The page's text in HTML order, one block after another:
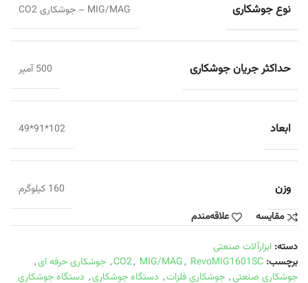
نوع جوشکاری MIG/MAG – جوشکاری CO2
حداکثر جریان جوشکاری 500 آمپر
ابعاد 102*91*49
وزن
160 کیلوگرم
مقایسه
علاقه‌مندم
دسته: ابزارآلات صنعتی
برچسب:
CO2, MIG/MAG, RevoMIG1601SC
, جوشکاری حرفه ای,
جوشکاری صنعتی, جوشکاری فلزات, دستگاه جوشکاری, دستگاه جوشکاری